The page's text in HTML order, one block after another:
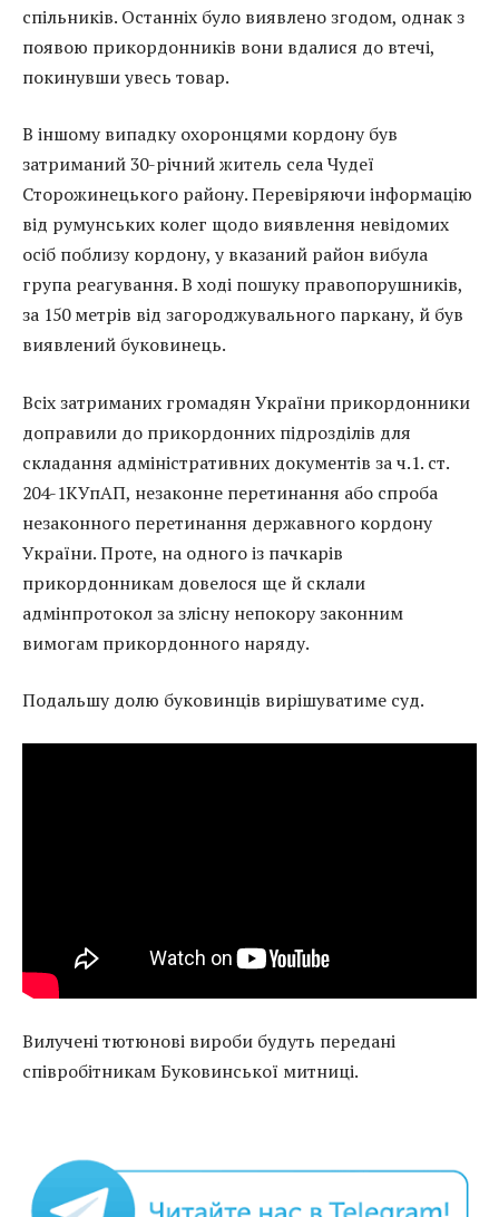
спільників. Останніх було виявлено згодом, однак з
появою прикордонників вони вдалися до втечі,
покинувши увесь товар.
В іншому випадку охоронцями кордону був
затриманий 30-річний житель села Чудеї
Сторожинецького району. Перевіряючи інформацію
від румунських колег щодо виявлення невідомих
осіб поблизу кордону, у вказаний район вибула
група реагування. В ході пошуку правопорушників,
за 150 метрів від загороджувального паркану, й був
виявлений буковинець.
Всіх затриманих громадян України прикордонники
доправили до прикордонних підрозділів для
складання адміністративних документів за ч.1. ст.
204-1КУпАП, незаконне перетинання або спроба
незаконного перетинання державного кордону
України. Проте, на одного із пачкарів
прикордонникам довелося ще й склали
адмінпротокол за злісну непокору законним
вимогам прикордонного наряду.
Подальшу долю буковинців вирішуватиме суд.
Вилучені тютюнові вироби будуть передані
співробітникам Буковинської митниці.